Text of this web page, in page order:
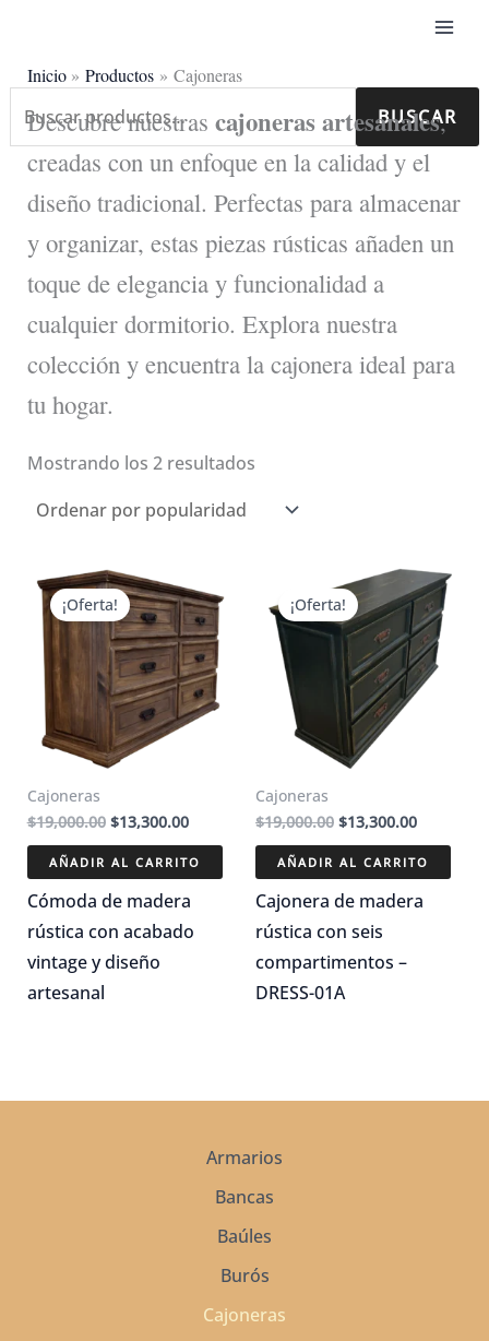
contenido
por:
BUSCAR
Inicio Productos Cajoneras
Descubre nuestras cajoneras artesanales,
creadas con un enfoque en la calidad y el
diseño tradicional. Perfectas para almacenar
y organizar, estas piezas rústicas añaden un
toque de elegancia y funcionalidad a
cualquier dormitorio. Explora nuestra
colección y encuentra la cajonera ideal para
tu hogar.
Mostrando los 2 resultadosOrdenado
¡Oferta!
Cajoneras
$19,000.00 El
original
era:
$19,000.00.
$13,300.00El
actual
es:
$13,300.00.
AÑADIR AL CARRITO
Cómoda de madera
rústica con acabado
vintage y diseño
artesanal
¡Oferta!
Cajoneras
$19,000.00 El
original
era:
$19,000.00.
$13,300.00El
actual
es:
AÑADIR AL CARRITO
Cajonera de madera
rústica con seis
compartimentos –
DRESS-01A
Armarios
Bancas
Baúles
Burós
Cajoneras